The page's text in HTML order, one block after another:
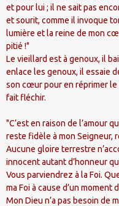
et pour lui ; il ne sait pas
et sourit, comme il invoque
lumière et la reine de mon
pitié !"
Le vieillard est à genoux, il
enlace les genoux, il essaie
son cœur pour en réprimer le
fait fléchir.
"C’est en raison de l’amour
reste fidèle à mon Seigneur,
Aucune gloire terrestre
innocent autant d’honneur
Vous parviendrez à la Foi.
ma Foi à cause d’un moment
Mon Dieu n’a pas besoin de